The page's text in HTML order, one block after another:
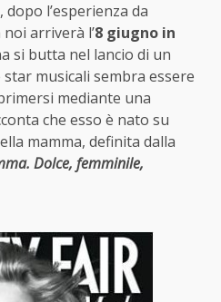
dopo l’esperienza da
noi arriverà l’8 giugno in
si butta nel lancio di un
musicali sembra essere
mediante una
che esso è nato su
mamma, definita dalla
Dolce, femminile,